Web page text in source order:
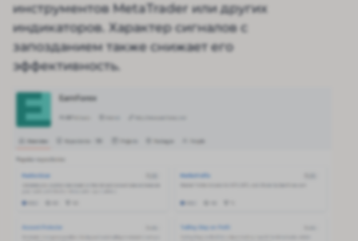
инструментов MetaTrader или других
индикаторов. Характер сигналов с
запозданием также снижает его
эффективность.